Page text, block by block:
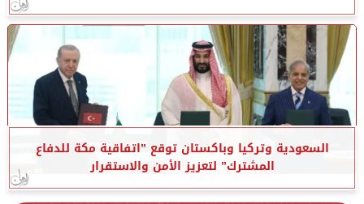
السعودية وتركيا وباكستان توقع ”اتفاقية مكة للدفاع
المشترك” لتعزيز الأمن والاستقرار